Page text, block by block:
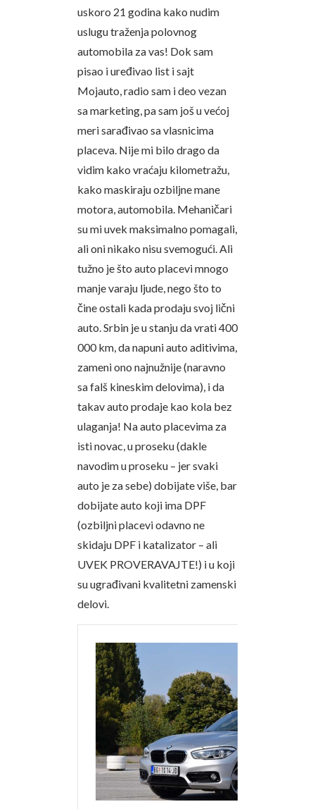
uskoro 21 godina kako nudim
uslugu traženja polovnog
automobila za vas! Dok sam
pisao i uređivao list i sajt
Mojauto, radio sam i deo vezan
sa marketing, pa sam još u većoj
meri sarađivao sa vlasnicima
placeva. Nije mi bilo drago da
vidim kako vraćaju kilometražu,
kako maskiraju ozbiljne mane
motora, automobila. Mehaničari
su mi uvek maksimalno pomagali,
ali oni nikako nisu svemogući. Ali
tužno je što auto placevi mnogo
manje varaju ljude, nego što to
čine ostali kada prodaju svoj lični
auto. Srbin je u stanju da vrati 400
000 km, da napuni auto aditivima,
zameni ono najnužnije (naravno
sa falš kineskim delovima), i da
takav auto prodaje kao kola bez
ulaganja! Na auto placevima za
isti novac, u proseku (dakle
navodim u proseku – jer svaki
auto je za sebe) dobijate više, bar
dobijate auto koji ima DPF
(ozbiljni placevi odavno ne
skidaju DPF i katalizator – ali
UVEK PROVERAVAJTE!) i u koji
su ugrađivani kvalitetni zamenski
delovi.